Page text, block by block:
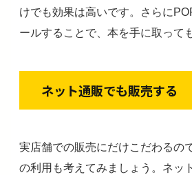
けでも効果は高いです。さらに
ールすることで、本を手に取って
ネット通販でも販売する
実店舗での販売にだけこだわるの
の利用も考えてみましょう。ネッ